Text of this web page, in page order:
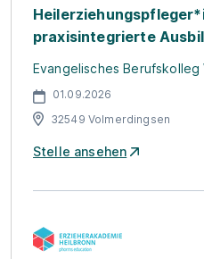
praxisintegrierte
Evangelisches
01.09.2026
32549 Volmerdingsen
Stelle ansehen